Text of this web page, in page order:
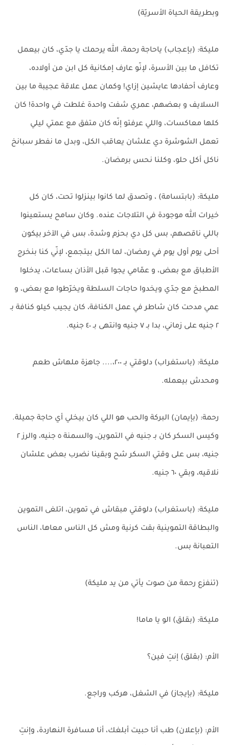
وبطريقة الحياة الأسريّة)
مليكة: (بإعجاب) ياحاجة رحمة، الله يرحمك يا جدّي، كان بيعمل
تكافل ما بين الأسرة، لإنّو عارف إمكانية كل ابن من أولاده،
وعارف أحفادها عايشين إزاي! وكمان عمل علاقة عجيبة ما بين
السلايف و بعضهم، عمري شفت واحدة غلطت في واحدة! كان
كلها معاكسات، واللي عرفتو إنّه كان متفق مع عمتي ليلي
تعمل الشوشرة دي علشان يعاقب الكل، وبدل ما نفطر سبانخ
ناكل أكل حلو، وكلنا نحس برمضان.
مليكة: (بابتسامة) ، وتصدق لما كانوا بينزلوا تحت، كان كل
خيرات الله موجودة في التلاجات عنده. وكان سامح يستعينوا
باللي ناقصهم، بس كل دي بحزم وشدة، بس في الآخر بيكون
أحلى يوم أول يوم في رمضان، لما الكل بيتجمع، لإنّي كنا بنخرج
الأطباق مع بعض، و عمّامي يجوا قبل الأذان بساعات، يدخلوا
المطبخ مع جدّي ويخدوا حاجات السلطة ويخرّطوا مع بعض، و
عمي مدحت كان شاطر في عمل الكنافة، كان يجيب كيلو كنافة بـ
٢ جنيه على زماني، بدا بـ ٧ جنيه وانتهى بـ ٤٠ جنيه.
مليكة: (باستغراب) دلوقتي بـ ٢٠٠،.... جاهزة ملهاش طعم
ومحدش بيعمله.
رحمة: (بإيمان) البركة والحب هو اللي كان بيخلي أي حاجة جميلة.
وكيس السكر كان بـ جنيه في التموين، والسمنة ٥ جنيه، والرز ٢
جنيه، بس على وقتي السكر شح وبقينا نضرب بعض علشان
نلاقيه، وبقي ٦٠ جنيه.
مليكة: (باستغراب) دلوقتي مبقاش في تموين، اتلغى التموين
والبطاقة التموينية بقت كرنية ومش كل الناس معاها، الناس
التعبانة بس.
(تنفزع رحمة من صوت يأتي من يد مليكة)
مليكة: (بقلق) الو يا ماما!
الأم: (بقلق) إنتِ فين؟
مليكة: (بإيجاز) في الشغل، هركب وراجع.
الأم: (بإعلان) طب أنا حبيت أبلغك، أنا مسافرة النهاردة، وإنتِ